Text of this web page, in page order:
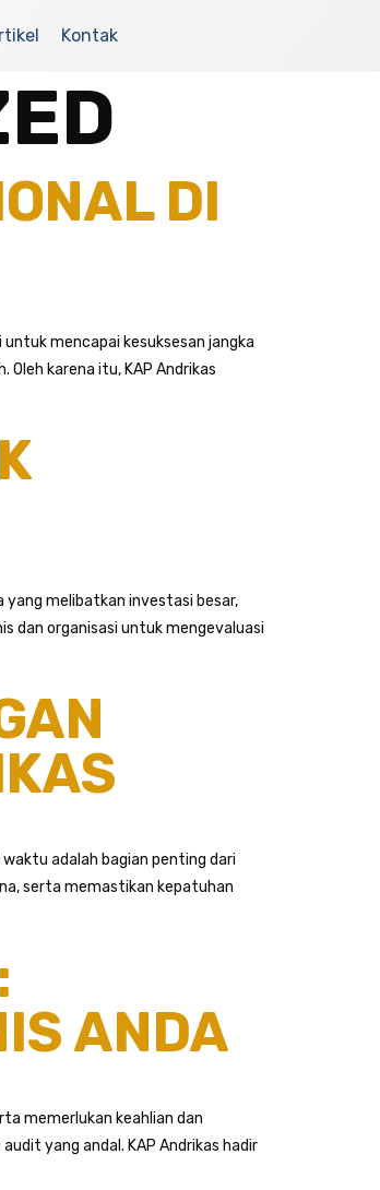
Kontak
DI
mencapai kesuksesan jangka
karena itu, KAP Andrikas
yang melibatkan investasi besar,
dan organisasi untuk mengevaluasi
adalah bagian penting dari
serta memastikan kepatuhan
ANDA
memerlukan keahlian dan
yang andal. KAP Andrikas hadir